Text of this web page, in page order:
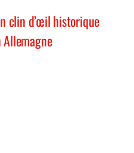
clin d’œil historique